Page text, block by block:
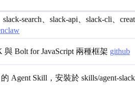
search、slack-api、slack-cli、
Bolt for JavaScript 兩種框架 github
Agent Skill，安裝於 skills/agent-